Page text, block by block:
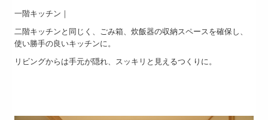
一階キッチン｜
二階キッチンと同じく、ごみ箱、炊飯器の収納スペースを確保し、
使い勝手の良いキッチンに。
リビングからは手元が隠れ、スッキリと見えるつくりに。